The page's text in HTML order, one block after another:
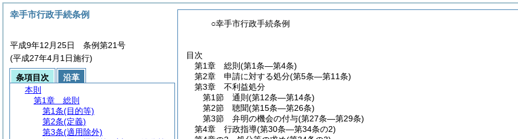
○幸手市行政手続条例
目次
第1章
総則 (第1条―第4条)
第2章
申請に対する処分(第5条―第11条)
第3章
不利益処分
第1節
通則 (第12条―第14条)
第2節
聴聞(第15条―第26条)
第3節
弁明の機会の付与(第27条―第29条)
第4章
行政指導(第30条―第34条の2)
幸手市行政手続条例
平成9年12月25日 条例第21号
(平成27年4月1日施行)
条項目次
沿革
本則
第1章
総則
第1条(目的等)
第2条(定義)
第3条(適用除外)